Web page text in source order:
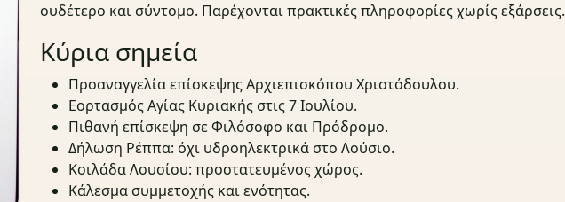
ουδέτερο και σύντομο. Παρέχονται πρακτικές πληροφορίες χωρίς εξάρσεις.
Κύρια σημεία
Προαναγγελία επίσκεψης Αρχιεπισκόπου Χριστόδουλου.
Εορτασμός Αγίας Κυριακής στις 7 Ιουλίου.
Πιθανή επίσκεψη σε Φιλόσοφο και Πρόδρομο.
Δήλωση Ρέππα: όχι υδροηλεκτρικά στο Λούσιο.
Κοιλάδα Λουσίου: προστατευμένος χώρος.
Κάλεσμα συμμετοχής και ενότητας.